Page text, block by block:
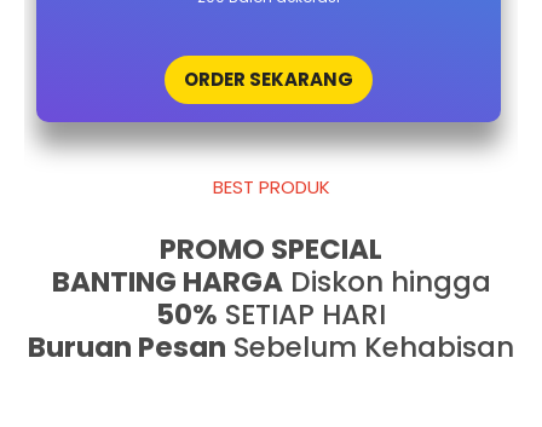
ORDER SEKARANG
BEST PRODUK
PROMO SPECIAL
BANTING HARGADiskon hingga
50% SETIAP HARI
Buruan Pesan Sebelum Kehabisan